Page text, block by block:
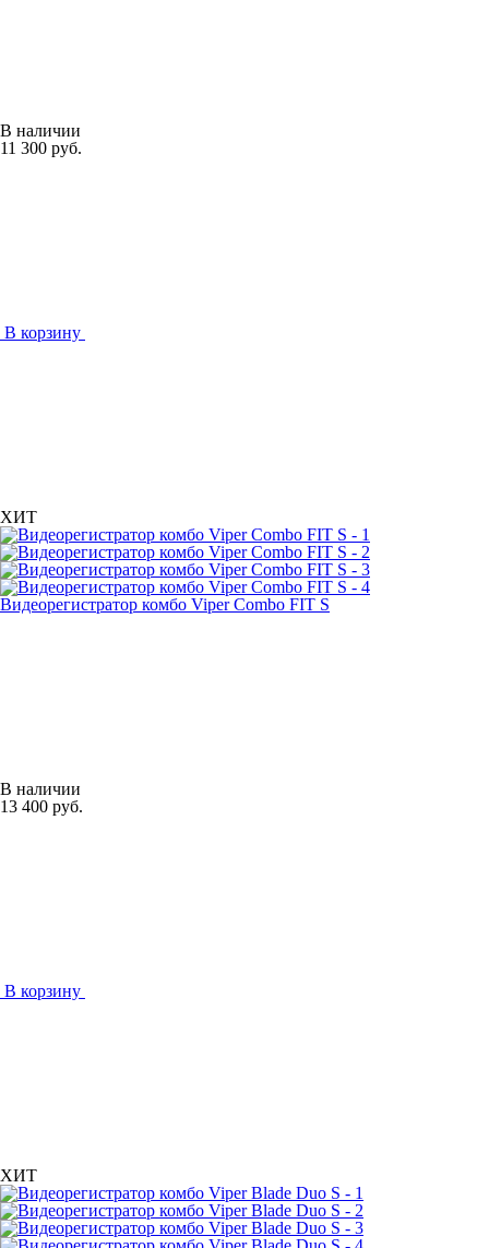
В наличии
11 300 руб.
В корзину
ХИТ
Видеорегистратор комбо Viper Combo FIT S
В наличии
13 400 руб.
В корзину
ХИТ